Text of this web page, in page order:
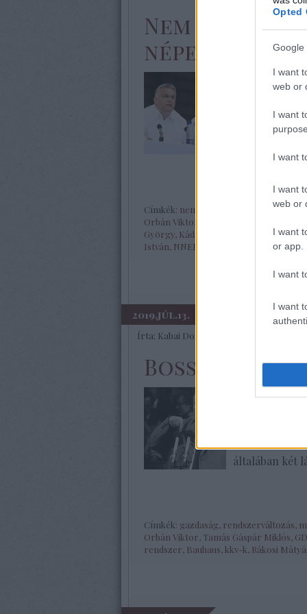
Opted
Google
I want
web or
I want
I want
I want
web or
I want
or app.
I want
I want
Nem titkolja
népellenes
A
tábor!”
én,
Címkék: nemzet
Orbán Viktor
György Kádár-rendszer Heller Ágnes,
István NNER autoriter hatalom
2019.júl.13.
Írta: Kabai Domokos Lajos
Bosszúsan
Az átkoshoz
Kádár-
szívesen
általában két
Címkék: gazdaság rendszerváltozás
Orbán Viktor Tamás Gáspár Miklós
rendszer Bauhaus kkv-k Rákosi